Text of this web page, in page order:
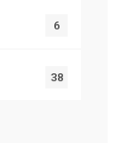
6
38